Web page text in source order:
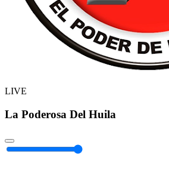
LIVE
La Poderosa Del Huila